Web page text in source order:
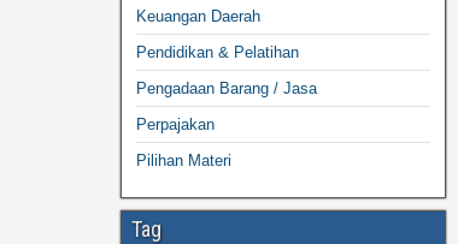
Keuangan Daerah
Pendidikan & Pelatihan
Pengadaan Barang / Jasa
Perpajakan
Pilihan Materi
Tag